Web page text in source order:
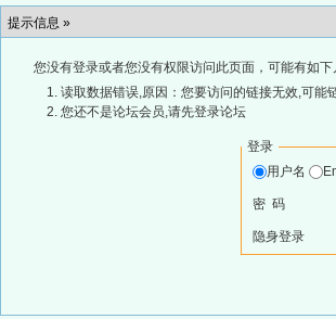
提示信息 »
您没有登录或者您没有权限访问此页面，可能有如下
读取数据错误,原因：您要访问的链接无效,可能
您还不是论坛会员,请先登录论坛
登录
用户名
密 码
隐身登录